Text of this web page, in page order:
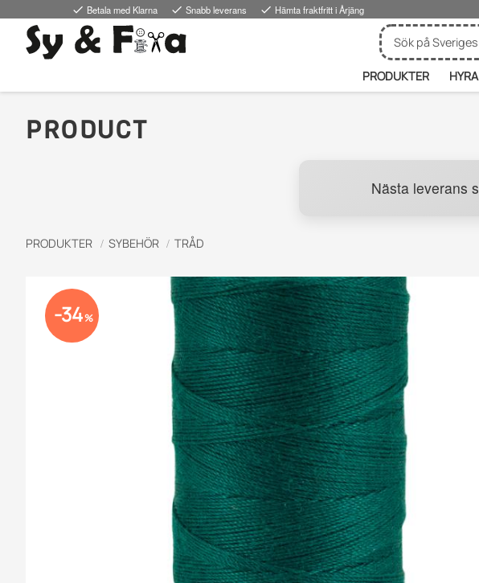
done Betala med Klarna done Snabb leverans done Hämta fraktfritt i Årjäng
PRODUKTER
PRODUCT
Nästa leverans
PRODUKTER SYBEHÖR TRÅD
34%